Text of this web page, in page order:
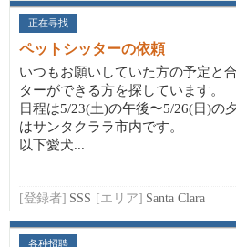
正在寻找
ペットシッターの依頼
いつもお願いしていた方の予定と
ターができる方を探しています。
日程は5/23(土)の午後〜5/26(日)の
はサンタクララ市内です。
以下愛犬...
[登録者] SSS [エリア] Santa Clara
各种招聘